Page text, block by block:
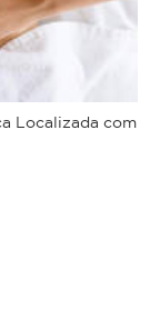
Localizada com